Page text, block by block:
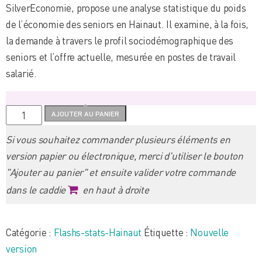
SilverEconomie, propose une analyse statistique du poids
de l’économie des seniors en Hainaut. Il examine, à la fois,
la demande à travers le profil sociodémographique des
seniors et l’offre actuelle, mesurée en postes de travail
salarié.
quantité
de
Flash
Stat
Hainaut
2025
:
Silver
AJOUTER AU PANIER
Si vous souhaitez commander plusieurs éléments en
version papier ou électronique, merci d'utiliser le bouton
"Ajouter au panier" et ensuite valider votre commande
dans le caddie
en haut à droite
Catégorie : Flashs-stats-Hainaut Étiquette : Nouvelle
version